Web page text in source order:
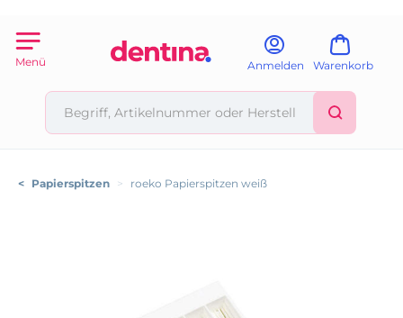
Menü Anmelden Warenkorb
< Papierspitzen > roeko Papierspitzen weiß